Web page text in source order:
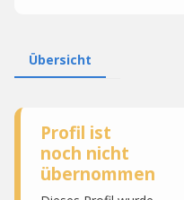
Übersicht
Profil ist
noch nicht
übernommen